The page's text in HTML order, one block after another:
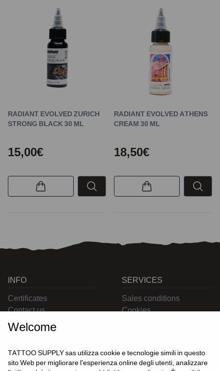
RADIANT EVOLVED ZURICH
STRONG BLACK 30 ML
15,00€
RADIANT EVOLVED ATHENS
CREAM 30 ML
18,50€
INFO
Certificates
Contact us
SERVICES
Sales conditions
Cookies
Welcome
TATTOO SUPPLY sas utilizza cookie e tecnologie simili in questo
sito Web per migliorare l'esperienza online degli utenti, analizzare